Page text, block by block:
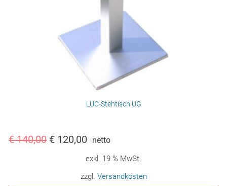
LUC-Stehtisch UG
€140,00 € 120,00 netto
exkl. 19 % MwSt.
zzgl. Versandkosten